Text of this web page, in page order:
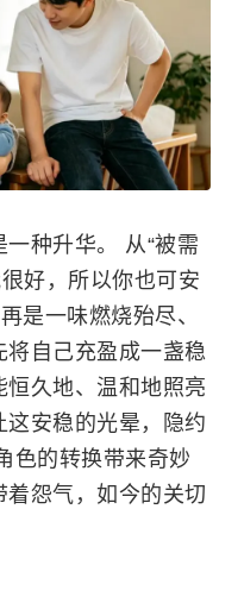
种升华。 从“被需
好，所以你也可安
是一味燃烧殆尽、
自己充盈成一盏稳
久地、温和地照亮
这安稳的光晕，隐约
色的转换带来奇妙
怨气，如今的关切